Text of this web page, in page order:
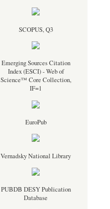
SCOPUS, Q3
Emerging Sources Citation
Index (ESCI) - Web of
Science™ Core Collection,
IF=1
EuroPub
Vernadsky National Library
PUBDB DESY Publication
Database